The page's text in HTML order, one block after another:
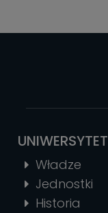
UNIWERSYTET
Władze
Jednostki
Historia